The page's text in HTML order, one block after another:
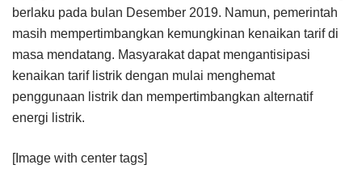
berlaku pada bulan Desember 2019. Namun, pemerintah
masih mempertimbangkan kemungkinan kenaikan tarif di
masa mendatang. Masyarakat dapat mengantisipasi
kenaikan tarif listrik dengan mulai menghemat
penggunaan listrik dan mempertimbangkan alternatif
energi listrik.
[Image with center tags]